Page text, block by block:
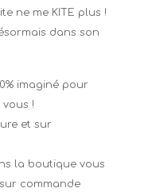
ne me KITE plus !
dans son
imaginé pour
!
et sur
la boutique vous
commande